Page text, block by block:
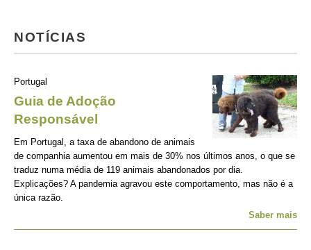
NOTÍCIAS
Portugal
Guia de Adoção
Responsável
Em Portugal, a taxa de abandono de animais
de companhia aumentou em mais de 30% nos últimos anos, o que se
traduz numa média de 119 animais abandonados por dia.
Explicações? A pandemia agravou este comportamento, mas não é a
única razão.
Saber mais